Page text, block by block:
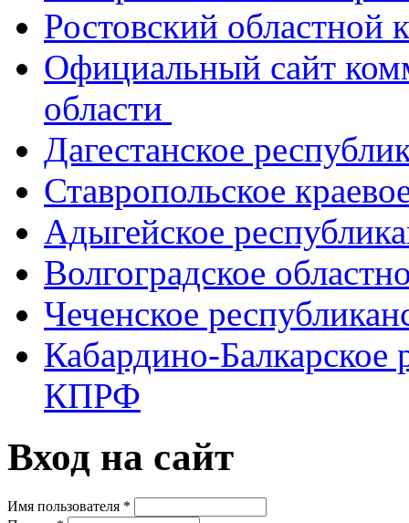
Ростовский
Официальный сайт
области
Дагестанское
Ставропольское
Адыгейское
Волгоградское
Чеченское
Кабардино-Балкарское
КПРФ
Вход на сайт
Имя пользователя *